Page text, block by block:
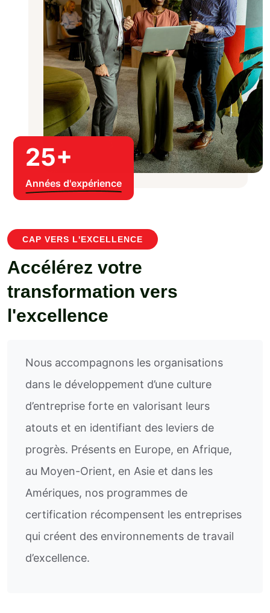
25+
Années d'expérience
CAP VERS L'EXCELLENCE
Accélérez votre
transformation vers
l'excellence
Nous accompagnons les organisations
dans le développement d’une culture
d’entreprise forte en valorisant leurs
atouts et en identifiant des leviers de
progrès. Présents en Europe, en Afrique,
au Moyen-Orient, en Asie et dans les
Amériques, nos programmes de
certification récompensent les entreprises
qui créent des environnements de travail
d’excellence.